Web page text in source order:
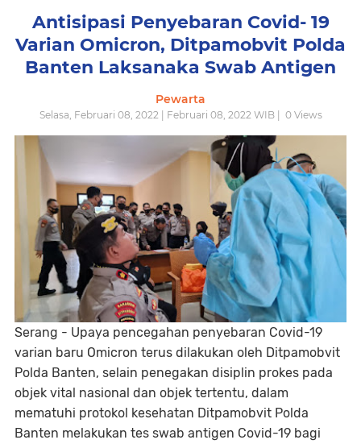
Antisipasi Penyebaran Covid- 19
Varian Omicron, Ditpamobvit Polda
Banten Laksanaka Swab Antigen
Pewarta
Selasa, Februari 08, 2022 | Februari 08, 2022 WIB | 0Views
Serang - Upaya pencegahan penyebaran Covid-19
varian baru Omicron terus dilakukan oleh Ditpamobvit
Polda Banten, selain penegakan disiplin prokes pada
objek vital nasional dan objek tertentu, dalam
mematuhi protokol kesehatan Ditpamobvit Polda
Banten melakukan tes swab antigen Covid-19 bagi